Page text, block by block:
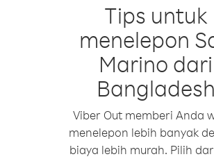
Tips untuk
menelepon
Marino dari
Bangladesh
Viber Out memberi Anda
menelepon lebih banyak
biaya lebih murah. Pilih